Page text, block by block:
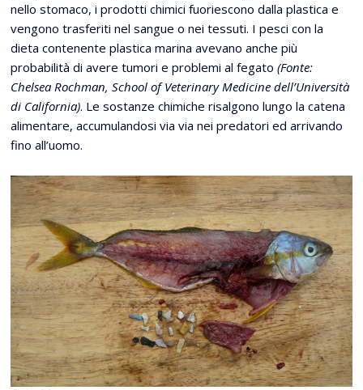
nello stomaco, i prodotti chimici fuoriescono dalla plastica e
vengono trasferiti nel sangue o nei tessuti. I pesci con la
dieta contenente plastica marina avevano anche più
probabilità di avere tumori e problemi al fegato (Fonte:
Chelsea Rochman, School of Veterinary Medicine dell’Università
di California). Le sostanze chimiche risalgono lungo la catena
alimentare, accumulandosi via via nei predatori ed arrivando
fino all’uomo.